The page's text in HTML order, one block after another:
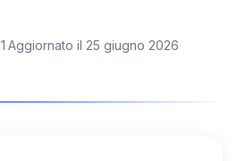
·Aggiornato il 25 giugno 2026·